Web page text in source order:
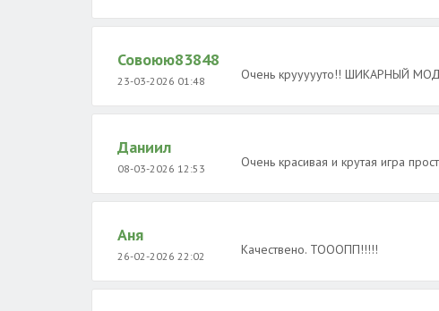
Совоюю83848
23-03-2026 01:48 Очень круууууто!! ШИКАРНЫЙ МОД
Даниил
08-03-2026 12:53 Очень красивая и крутая игра
Аня
26-02-2026 22:02 Качествено. ТОООПП!!!!!